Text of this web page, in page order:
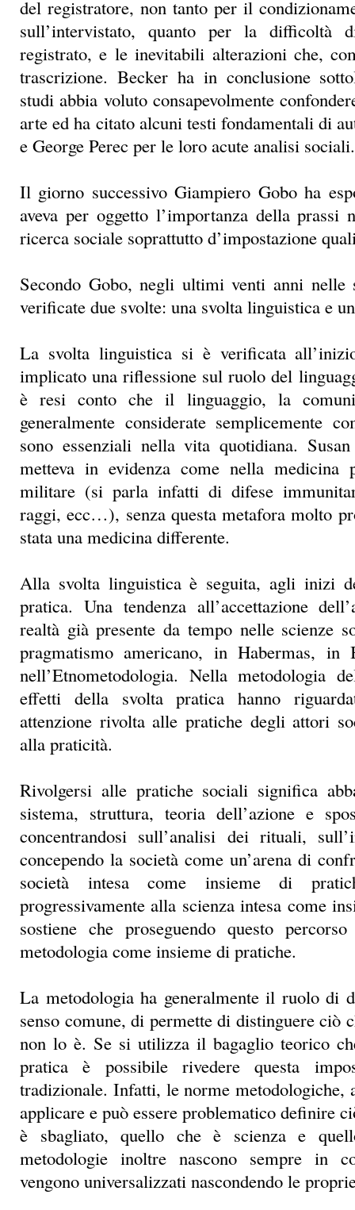
del registratore, non tanto per il
sull’intervistato, quanto per la difficoltà
registrato, e le inevitabili alterazioni che,
trascrizione. Becker ha in conclusione
studi abbia voluto consapevolmente
arte ed ha citato alcuni testi fondamentali di
e George Perec per le loro acute analisi sociali.
Il giorno successivo Giampiero Gobo ha
aveva per oggetto l’importanza della prassi
ricerca sociale soprattutto d’impostazione
Secondo Gobo, negli ultimi venti anni nelle
verificate due svolte: una svolta linguistica e
La svolta linguistica si è verificata
implicato una riflessione sul ruolo del
è resi conto che il linguaggio, la
generalmente considerate semplicemente
sono essenziali nella vita quotidiana.
metteva in evidenza come nella medicina
militare (si parla infatti di difese
raggi, ecc…), senza questa metafora molto
stata una medicina differente.
Alla svolta linguistica è seguita, agli inizi
pratica. Una tendenza all’accettazione
realtà già presente da tempo nelle scienze
pragmatismo americano, in Habermas, in
nell’Etnometodologia. Nella metodologia
effetti della svolta pratica hanno
attenzione rivolta alle pratiche degli attori
alla praticità.
Rivolgersi alle pratiche sociali significa
sistema, struttura, teoria dell’azione e
concentrandosi sull’analisi dei rituali,
concependo la società come un’arena di
società intesa come insieme di
progressivamente alla scienza intesa come
sostiene che proseguendo questo
metodologia come insieme di pratiche.
La metodologia ha generalmente il ruolo di
senso comune, di permette di distinguere ciò
non lo è. Se si utilizza il bagaglio teorico
pratica è possibile rivedere questa
tradizionale. Infatti, le norme
applicare e può essere problematico definire
è sbagliato, quello che è scienza e
metodologie inoltre nascono sempre in
vengono universalizzati nascondendo le